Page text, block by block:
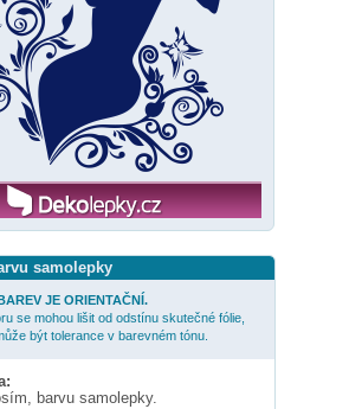
samolepky
JE ORIENTAČNÍ.
se mohou lišit od odstínu skutečné fólie,
být tolerance v barevném tónu.
barvu samolepky.